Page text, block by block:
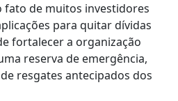
fato de muitos investidores
para quitar dívidas
fortalecer a organização
reserva de emergência,
resgates antecipados dos